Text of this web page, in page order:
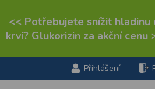
<< Potřebujete snížit hladinu
krvi? Glukorizin za akční cenu
Přihlášení